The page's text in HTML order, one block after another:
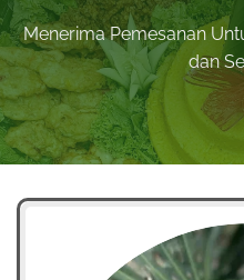
Menerima Pemesanan
dan